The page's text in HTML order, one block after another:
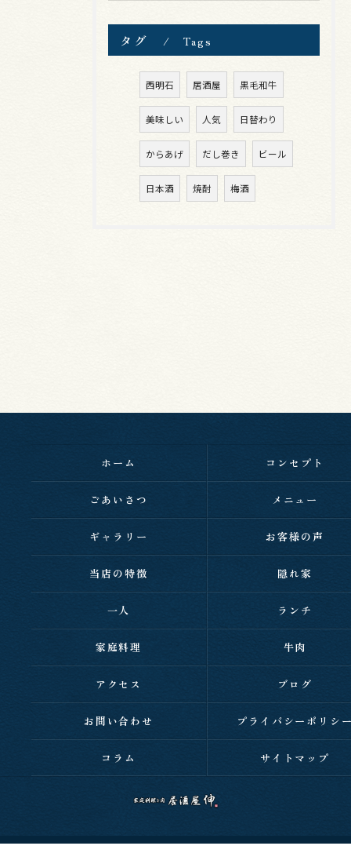
タグ Tags
西明石 居酒屋 黒毛和牛
美味しい 人気 日替わり
からあげ だし巻き ビール
日本酒 焼酎 梅酒
ホーム コンセプト
ごあいさつ メニュー
ギャラリー お客様の声
当店の特徴 隠れ家
一人 ランチ
家庭料理 牛肉
アクセス ブログ
お問い合わせ プライバシーポリシ
コラム サイトマップ